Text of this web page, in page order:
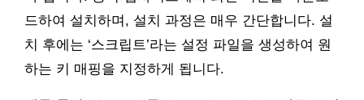
드하여 설치하며, 설치 과정은 매우 간단합니다. 설
치 후에는 ‘스크립트’라는 설정 파일을 생성하여 원
하는 키 매핑을 지정하게 됩니다.